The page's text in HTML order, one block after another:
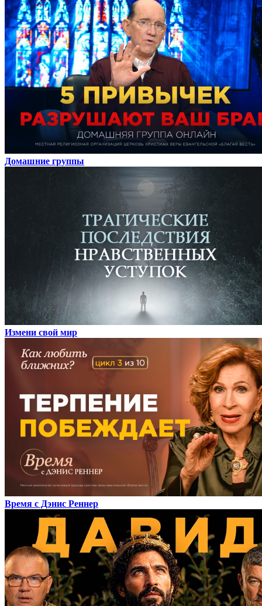
Домашние группы
Измени свой мир
Время с Дэнис Реннер